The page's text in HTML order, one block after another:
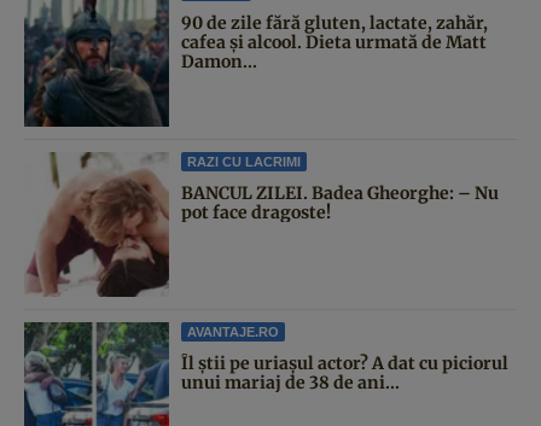
90 de zile fără gluten, lactate, zahăr,
cafea și alcool. Dieta urmată de Matt
Damon...
RAZI CU LACRIMI
BANCUL ZILEI. Badea Gheorghe: – Nu
pot face dragoste!
AVANTAJE.RO
Îl știi pe uriașul actor? A dat cu piciorul
unui mariaj de 38 de ani...